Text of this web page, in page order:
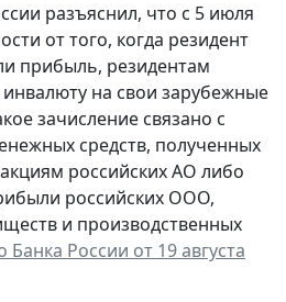
разъяснил, что с 5 июля
от того, когда резидент
прибыль, резидентам
на свои зарубежные
зачисление связано с
средств, полученных
российских АО либо
российских ООО,
и производственных
России от 19 августа